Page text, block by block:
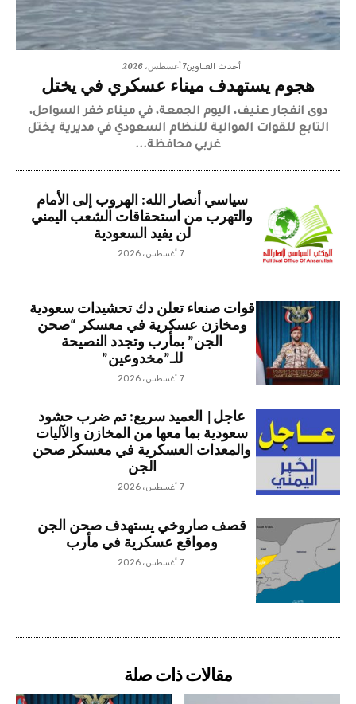
أحدث العناوين7 أغسطس، 2026
هجوم يستهدف ميناء عسكري في يختل
دوى انفجار عنيف، اليوم الجمعة، في ميناء خفر السواحل،
التابع للقوات الموالية للنظام السعودي في مديرية يختل
غربي محافظة...
سياسي أنصار الله: الهروب إلى الأمام
والتهرب من استحقاقات الشعب اليمني
لن يفيد السعودية
7 أغسطس، 2026
قوات صنعاء تعلن دك تحشيدات سعودية
ومخازن عسكرية في معسكر “صحن
الجن” بمأرب وتجدد النصيحة
للـ”مخدوعين”
7 أغسطس، 2026
عاجل| العميد سريع: تم ضرب حشود
سعودية بما معها من المخازن والآليات
والمعدات العسكرية في معسكر صحن
الجن
7 أغسطس، 2026
قصف صاروخي يستهدف صحن الجن
ومواقع عسكرية في مأرب
7 أغسطس، 2026
مقالات ذات صلة